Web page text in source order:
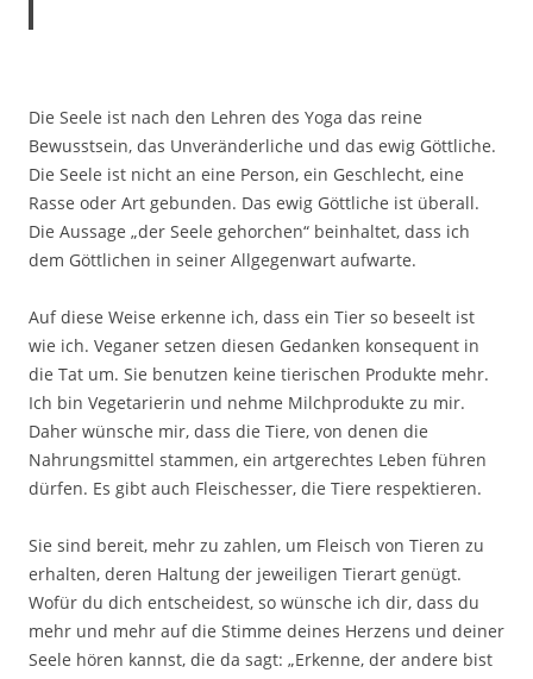
Die Seele ist nach den Lehren des Yoga das reine
Bewusstsein, das Unveränderliche und das ewig Göttliche.
Die Seele ist nicht an eine Person, ein Geschlecht, eine
Rasse oder Art gebunden. Das ewig Göttliche ist überall.
Die Aussage „der Seele gehorchen“ beinhaltet, dass ich
dem Göttlichen in seiner Allgegenwart aufwarte.
Auf diese Weise erkenne ich, dass ein Tier so beseelt ist
wie ich. Veganer setzen diesen Gedanken konsequent in
die Tat um. Sie benutzen keine tierischen Produkte mehr.
Ich bin Vegetarierin und nehme Milchprodukte zu mir.
Daher wünsche mir, dass die Tiere, von denen die
Nahrungsmittel stammen, ein artgerechtes Leben führen
dürfen. Es gibt auch Fleischesser, die Tiere respektieren.
Sie sind bereit, mehr zu zahlen, um Fleisch von Tieren zu
erhalten, deren Haltung der jeweiligen Tierart genügt.
Wofür du dich entscheidest, so wünsche ich dir, dass du
mehr und mehr auf die Stimme deines Herzens und deiner
Seele hören kannst, die da sagt: „Erkenne, der andere bist